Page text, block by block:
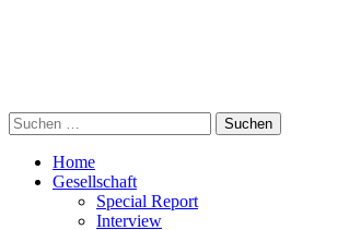
Suchen
nach:
Home
Gesellschaft
Special Report
Interview